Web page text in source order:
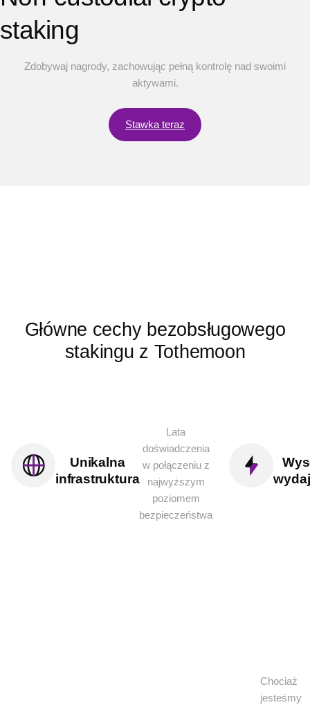
staking
Zdobywaj nagrody, zachowując pełną kontrolę nad swoimi
aktywami.
Stawka teraz
Główne cechy bezobsługowego
stakingu z Tothemoon
Unikalna
infrastruktura
Lata
doświadczenia
w połączeniu z
najwyższym
poziomem
bezpieczeństwa
Chociaż
jesteśmy